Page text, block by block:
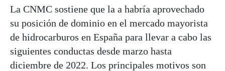
La CNMC sostiene que la a habría aprovechado
su posición de dominio en el mercado mayorista
de hidrocarburos en España para llevar a cabo las
siguientes conductas desde marzo hasta
diciembre de 2022. Los principales motivos son